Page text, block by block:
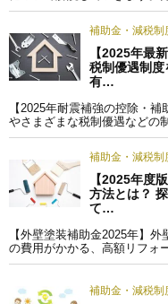
補助金・減税制
【2025年最
税制優遇制
有…
【2025年耐震補強の控除・
やさまざまな税制優遇などの
補助金・減税制
【2025年度
方法とは？
て…
【外壁塗装補助金2025年】
の費用がかかる、高額リフォ
補助金・減税制